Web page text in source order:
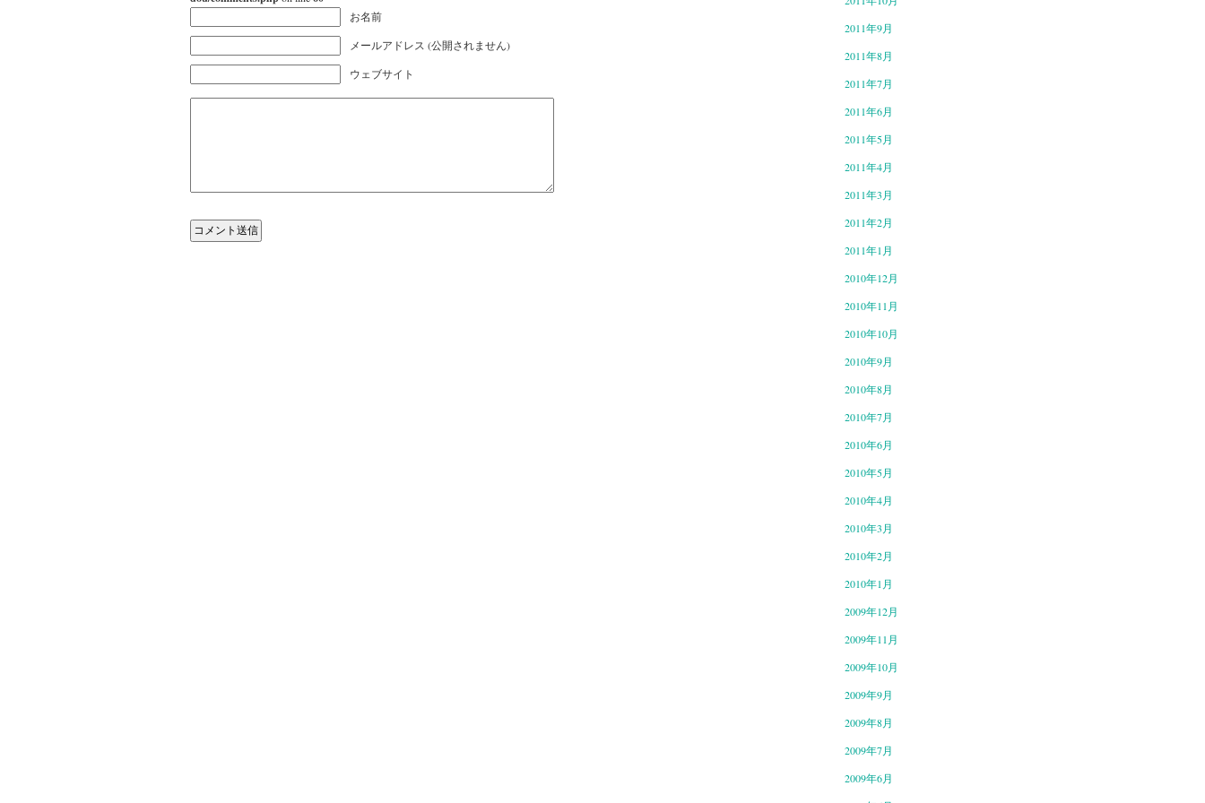
お名前
メールアドレス (公開されません)
ウェブサイト
2011年9月
2011年8月
2011年7月
2011年6月
2011年5月
2011年4月
2011年3月
2011年2月
2011年1月
2010年12月
2010年11月
2010年10月
2010年9月
2010年8月
2010年7月
2010年6月
2010年5月
2010年4月
2010年3月
2010年2月
2010年1月
2009年12月
2009年11月
2009年10月
2009年9月
2009年8月
2009年7月
2009年6月